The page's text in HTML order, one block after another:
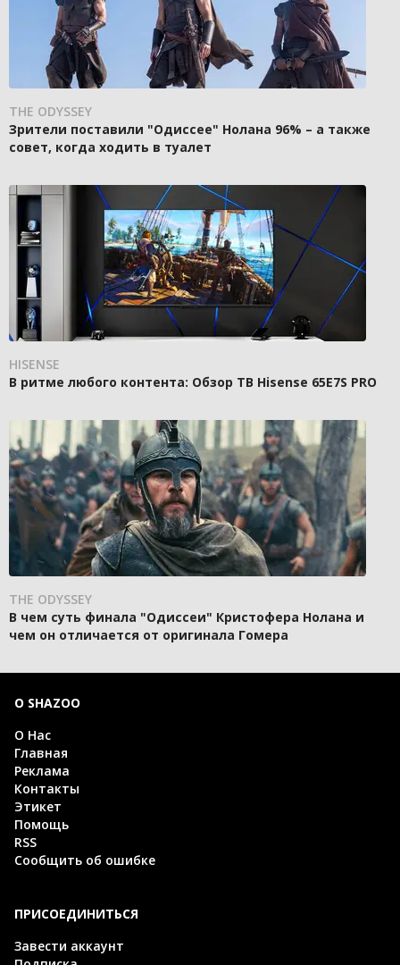
THE ODYSSEY
Зрители поставили "Одиссее" Нолана 96% – а также
совет, когда ходить в туалет
HISENSE
В ритме любого контента: Обзор ТВ Hisense 65E7S PRO
THE ODYSSEY
В чем суть финала "Одиссеи" Кристофера Нолана и
чем он отличается от оригинала Гомера
О SHAZOO
О Нас
Главная
Реклама
Контакты
Этикет
Помощь
RSS
Сообщить об ошибке
ПРИСОЕДИНИТЬСЯ
Завести аккаунт